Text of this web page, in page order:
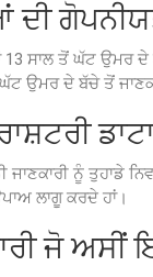
ਦੀ
13 ਸਾਲ ਤੋਂ ਘੱਟ ਉਮਰ
ਉਮਰ ਦੇ ਬੱਚੇ ਤੋਂ
ਜਾਣਕਾਰੀ ਨੂੰ ਤੁਹਾਡੇ
ਲਾਗੂ ਕਰਦੇ ਹਾਂ।
ਜੋ ਅਸੀਂ